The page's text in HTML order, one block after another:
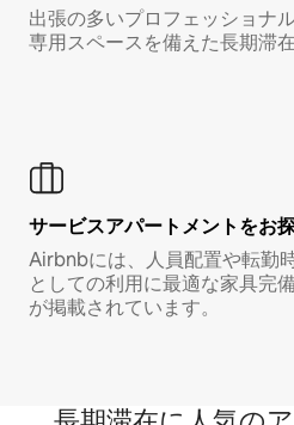
出張の多いプロフェッショナ
専用スペースを備えた長期滞
サービスアパートメントをお
Airbnbには、人員配置や転勤
としての利用に最適な家具完
が掲載されています。